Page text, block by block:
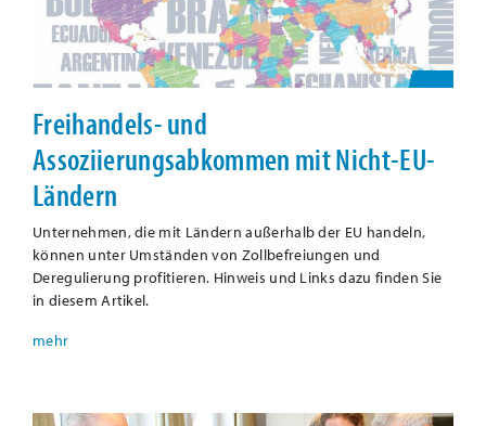
Freihandels- und
Assoziierungsabkommen mit Nicht-EU-
Ländern
Unternehmen, die mit Ländern außerhalb der EU handeln,
können unter Umständen von Zollbefreiungen und
Deregulierung profitieren. Hinweis und Links dazu finden Sie
in diesem Artikel.